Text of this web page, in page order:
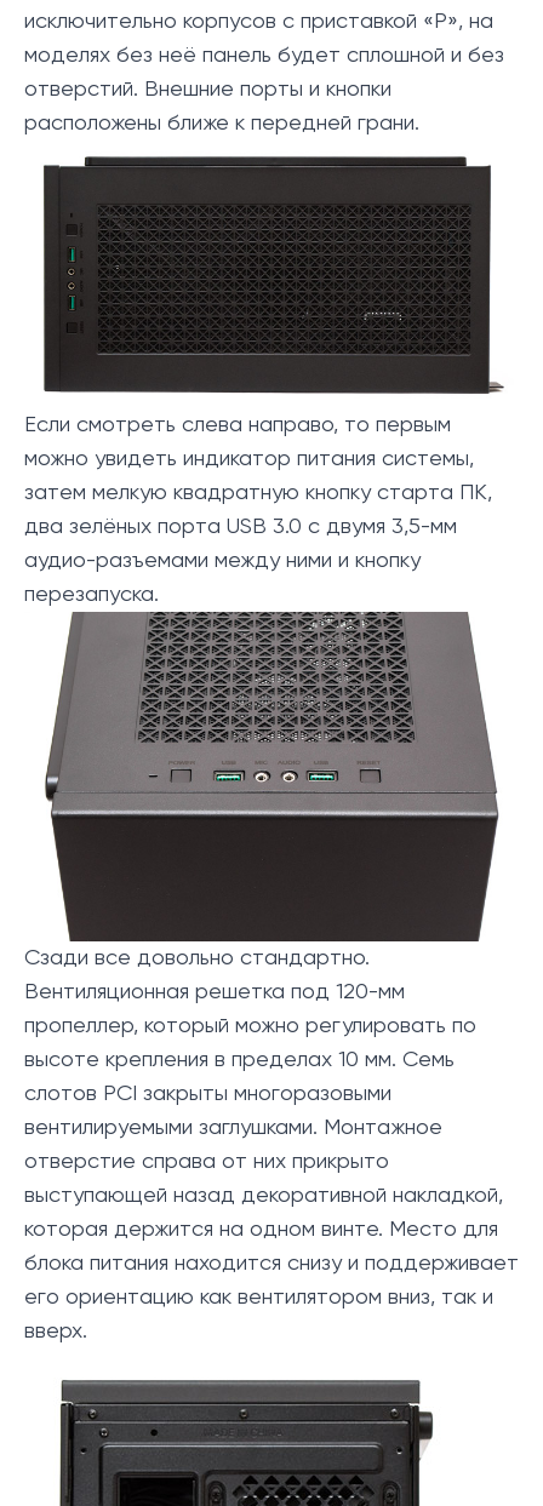
исключительно корпусов с приставкой «P», на
моделях без неё панель будет сплошной и без
отверстий. Внешние порты и кнопки
расположены ближе к передней грани.
Если смотреть слева направо, то первым
можно увидеть индикатор питания системы,
затем мелкую квадратную кнопку старта ПК,
два зелёных порта USB 3.0 с двумя 3,5-мм
аудио-разъемами между ними и кнопку
перезапуска.
Сзади все довольно стандартно.
Вентиляционная решетка под 120-мм
пропеллер, который можно регулировать по
высоте крепления в пределах 10 мм. Семь
слотов PCI закрыты многоразовыми
вентилируемыми заглушками. Монтажное
отверстие справа от них прикрыто
выступающей назад декоративной накладкой,
которая держится на одном винте. Место для
блока питания находится снизу и поддерживает
его ориентацию как вентилятором вниз, так и
вверх.